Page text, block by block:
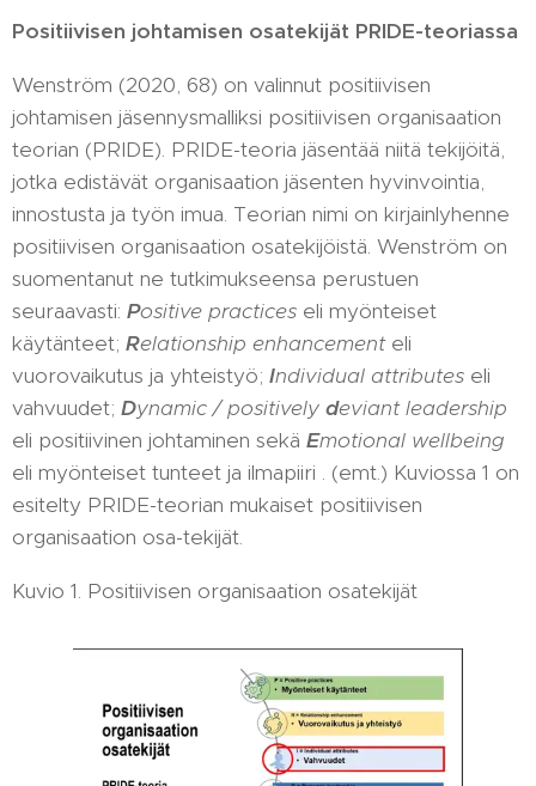
Positiivisen johtamisen osatekijät PRIDE-teoriassa
Wenström (2020, 68) on valinnut positiivisen
johtamisen jäsennysmalliksi positiivisen organisaation
teorian (PRIDE). PRIDE-teoria jäsentää niitä tekijöitä,
jotka edistävät organisaation jäsenten hyvinvointia,
innostusta ja työn imua. Teorian nimi on kirjainlyhenne
positiivisen organisaation osatekijöistä. Wenström on
suomentanut ne tutkimukseensa perustuen
seuraavasti: Positive practices eli myönteiset
käytänteet; Relationship enhancementeli
vuorovaikutus ja yhteistyö; Individual attributes eli
vahvuudet; Dynamic / positively deviant leadership
eli positiivinen johtaminen sekä Emotional wellbeing
eli myönteiset tunteet ja ilmapiiri . (emt.) Kuviossa 1 on
esitelty PRIDE-teorian mukaiset positiivisen
organisaation osa-tekijät.
Kuvio 1. Positiivisen organisaation osatekijät